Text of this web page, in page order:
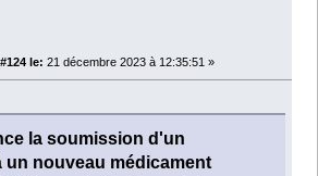
le: 21 décembre 2023 à 12:35:51 »
la soumission d'un
un nouveau médicament